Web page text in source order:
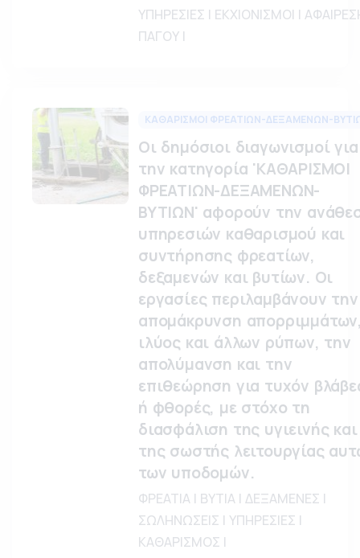
ΥΠΗΡΕΣΙΕΣ | ΕΚΧΙΟΝΙΣΜΟΙ |
ΠΑΓΟΥ |
ΚΑΘΑΡΙΣΜΟΙ ΦΡΕΑΤΙΩΝ-ΔΕΞΑΜΕΝΩΝ-
Οι δημόσιοι διαγωνισμοί για
την κατηγορία 'ΚΑΘΑΡΙΣΜΟΙ
ΦΡΕΑΤΙΩΝ-ΔΕΞΑΜΕΝΩΝ-
ΒΥΤΙΩΝ' αφορούν την
υπηρεσιών καθαρισμού και
συντήρησης φρεατίων,
δεξαμενών και βυτίων. Οι
εργασίες περιλαμβάνουν την
απομάκρυνση
ιλύος και άλλων ρύπων, την
απολύμανση και την
επιθεώρηση για τυχόν
ή φθορές, με στόχο τη
διασφάλιση της υγιεινής και
της σωστής λειτουργίας
των υποδομών.
ΦΡΕΑΤΙΑ | ΒΥΤΙΑ | ΔΕΞΑΜΕΝΕΣ |
ΣΩΛΗΝΩΣΕΙΣ | ΥΠΗΡΕΣΙΕΣ |
ΚΑΘΑΡΙΣΜΟΣ |